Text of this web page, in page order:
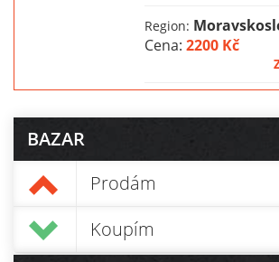
Region:
Cena:2200 Kč
BAZAR
Prodám
Koupím